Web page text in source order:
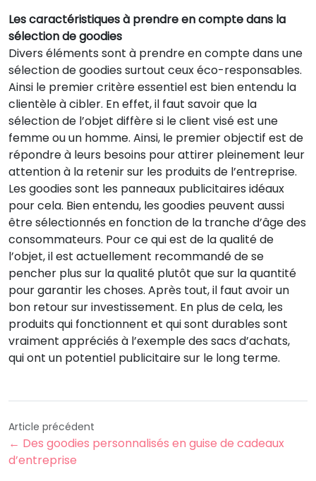
Les caractéristiques à prendre en compte dans la
sélection de goodies
Divers éléments sont à prendre en compte dans une
sélection de goodies surtout ceux éco-responsables.
Ainsi le premier critère essentiel est bien entendu la
clientèle à cibler. En effet, il faut savoir que la
sélection de l’objet diffère si le client visé est une
femme ou un homme. Ainsi, le premier objectif est de
répondre à leurs besoins pour attirer pleinement leur
attention à la retenir sur les produits de l’entreprise.
Les goodies sont les panneaux publicitaires idéaux
pour cela. Bien entendu, les goodies peuvent aussi
être sélectionnés en fonction de la tranche d’âge des
consommateurs. Pour ce qui est de la qualité de
l’objet, il est actuellement recommandé de se
pencher plus sur la qualité plutôt que sur la quantité
pour garantir les choses. Après tout, il faut avoir un
bon retour sur investissement. En plus de cela, les
produits qui fonctionnent et qui sont durables sont
vraiment appréciés à l’exemple des sacs d’achats,
qui ont un potentiel publicitaire sur le long terme.
Article précédent
← Des goodies personnalisés en guise de cadeaux
d’entreprise